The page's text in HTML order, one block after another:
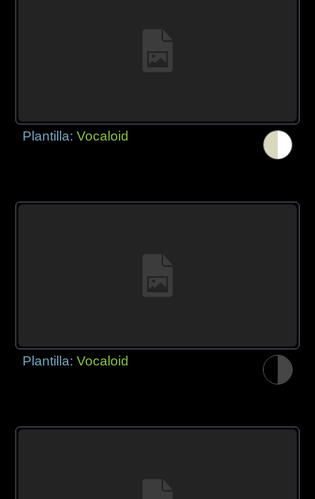
Plantilla:Vocaloid
Plantilla:Vocaloid